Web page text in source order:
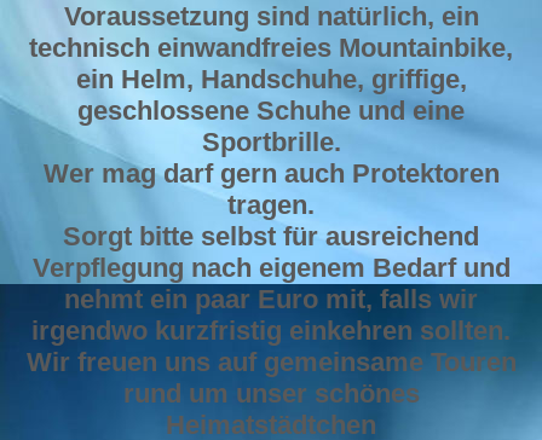
Voraussetzung sind natürlich, ein
technisch einwandfreies Mountainbike,
ein Helm, Handschuhe, griffige,
geschlossene Schuhe und eine
Sportbrille.
Wer mag darf gern auch Protektoren
tragen.
Sorgt bitte selbst für ausreichend
Verpflegung nach eigenem Bedarf und
nehmt ein paar Euro mit, falls wir
irgendwo kurzfristig einkehren sollten.
Wir freuen uns auf gemeinsame Touren
rund um unser schönes
Heimatstädtchen